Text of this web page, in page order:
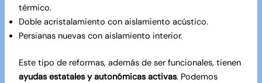
térmico.
Doble acristalamiento con aislamiento acústico.
Persianas nuevas con aislamiento interior.
Este tipo de reformas, además de ser funcionales, tienen
ayudas estatales y autonómicas activas. Podemos